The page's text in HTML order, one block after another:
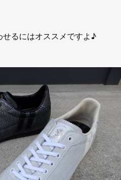
るにはオススメですよ♪